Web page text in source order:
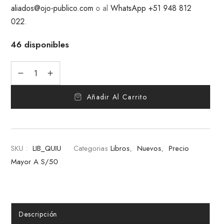
aliados@ojo-publico.com o alWhatsApp +51 948 812
022.
46 disponibles
Añadir Al Carrito
SKU : LIB_QUIU Categorias Libros, Nuevos, Precio
Mayor A S/50
Descripción